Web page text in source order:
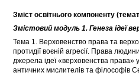
Зміст освітнього компоненту
Змістовий модуль 1. Генеза ідеї
Тема 1. Верховенство права та
протидії воєній агресії. Права
джерела ідеї «верховенства права»
античних мислителів та філософів